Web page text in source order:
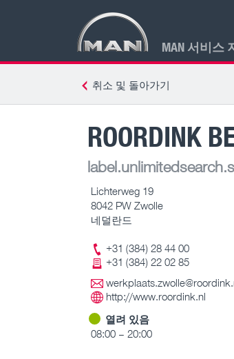
MAN 서비스
취소 및 돌아가기
ROORDINK
Lichterweg 19
8042 PW Zwolle
네덜란드
+31 (384) 28 44 00
+31 (384) 22 02 85
http://www.roordink.nl
열려 있음
08:00 – 20:00